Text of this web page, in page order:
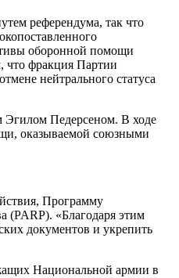
референдума, так что
оборонной помощи
что фракция Партии
нейтрального статуса
Эгилом Педерсеном. В ходе
оказываемой союзными
Программу
(PARP). «Благодаря этим
документов и укрепить
Национальной армии в